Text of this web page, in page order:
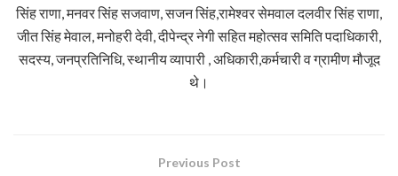
सिंह राणा, मनवर सिंह सजवाण, सजन सिंह,रामेश्वर सेमवाल दलवीर सिंह राणा,
जीत सिंह मेवाल, मनोहरी देवी, दीपेन्द्र नेगी सहित महोत्सव समिति पदाधिकारी,
सदस्य, जनप्रतिनिधि, स्थानीय व्यापारी , अधिकारी,कर्मचारी व ग्रामीण मौजूद
थे।
Previous Post